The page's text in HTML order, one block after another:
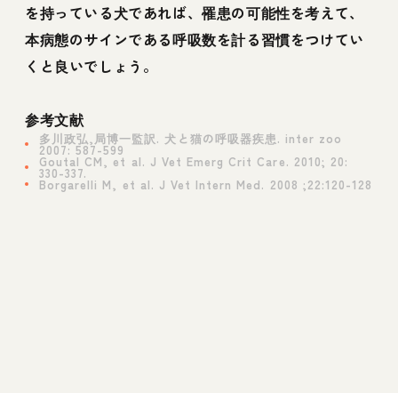
を持っている犬であれば、罹患の可能性を考えて、
本病態のサインである呼吸数を計る習慣をつけてい
くと良いでしょう。
参考文献
多川政弘,局博一監訳. 犬と猫の呼吸器疾患. inter zoo
2007: 587-599
Goutal CM, et al. J Vet Emerg Crit Care. 2010; 20:
330-337.
Borgarelli M, et al. J Vet Intern Med. 2008 ;22:120-128